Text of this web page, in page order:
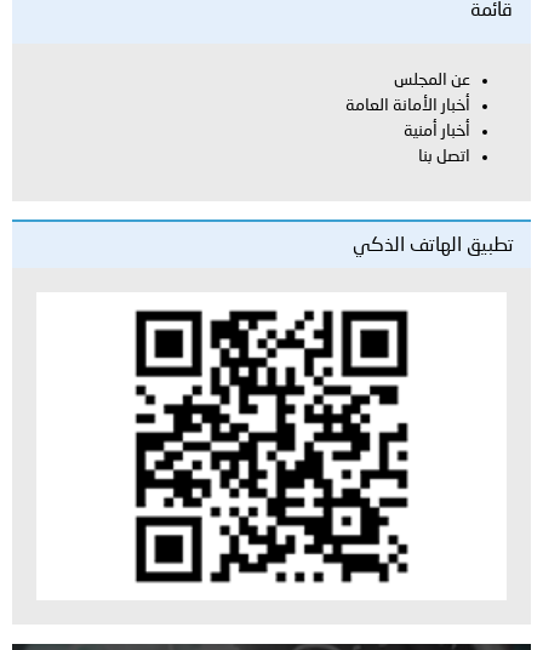
قائمة
عن المجلس
أخبار الأمانة العامة
أخبار أمنية
اتصل بنا
تطبيق الهاتف الذكي